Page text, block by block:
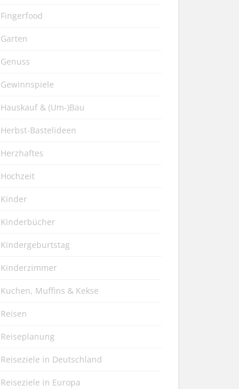
Fingerfood
Garten
Genuss
Gewinnspiele
Hauskauf & (Um-)Bau
Herbst-Bastelideen
Herzhaftes
Hochzeit
Kinder
Kinderbücher
Kindergeburtstag
Kinderzimmer
Kuchen, Muffins & Kekse
Reisen
Reiseplanung
Reiseziele in Deutschland
Reiseziele in Europa